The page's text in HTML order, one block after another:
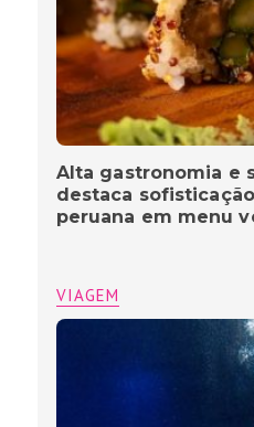
Alta gastronomia e
destaca
peruana em menu
VIAGEM